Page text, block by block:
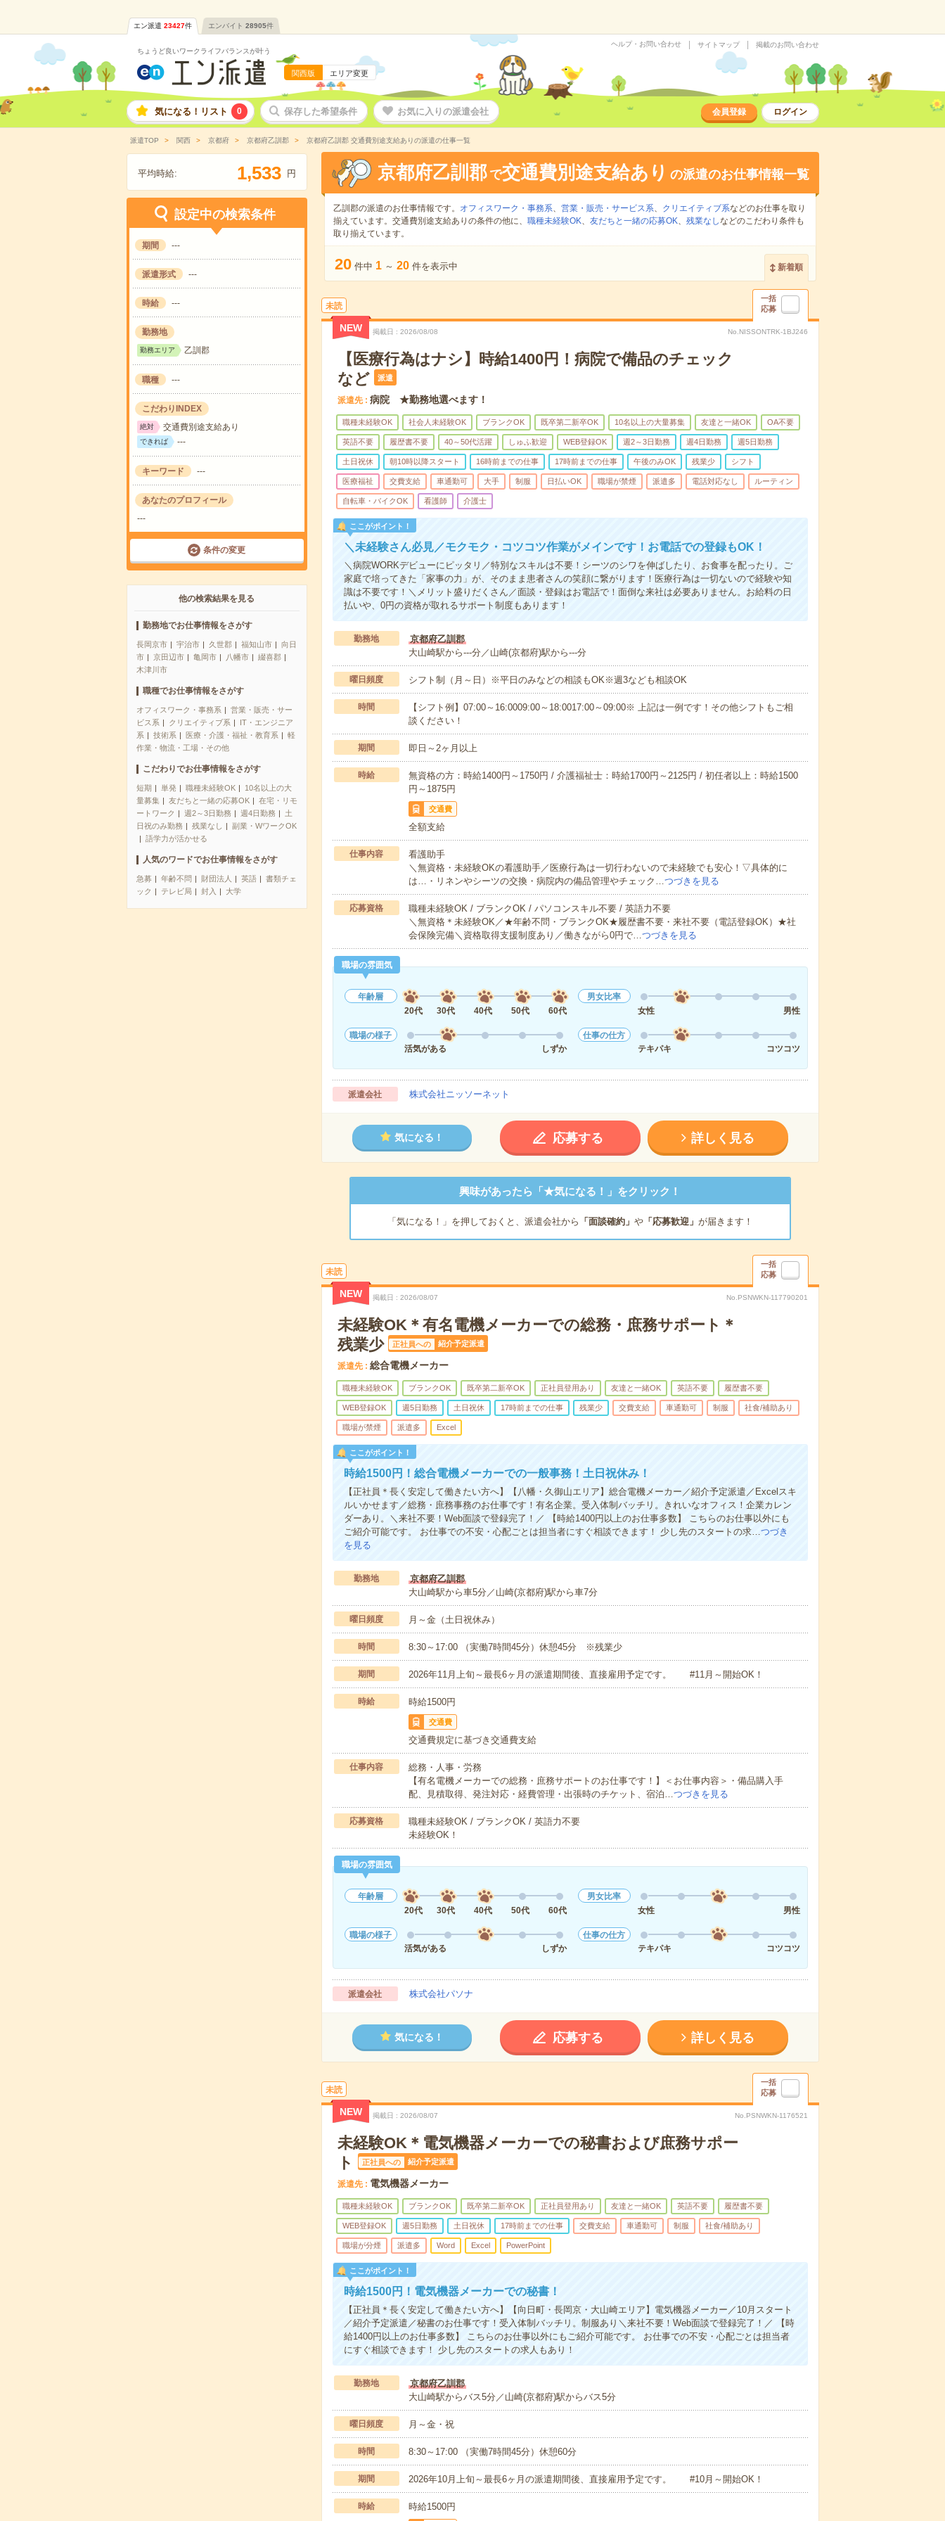
エン派遣 23427件 エンバイト 28905件
ちょうど良いワークライフバランスが叶う
関西版 エリア変更
ヘルプ・お問い合わせ サイトマップ 掲載のお問い合わせ
気になる！リスト 0 保存した希望条件 お気に入りの派遣会社 会員登録 ログイン
派遣TOP 関西 京都府 京都府乙訓郡 京都府乙訓郡 交通費別途支給ありの派遣の仕事一覧
平均時給: 1,533 円
設定中の検索条件
期間 ---
派遣形式 ---
時給 ---
勤務地
勤務エリア 乙訓郡
職種 ---
こだわりINDEX
絶対 交通費別途支給あり
できれば ---
キーワード ---
あなたのプロフィール
---
条件の変更
他の検索結果を見る
勤務地でお仕事情報をさがす
長岡京市 宇治市 久世郡 福知山市
向日
市
京田辺市 亀岡市 八幡市
綴喜郡
木津川市
職種でお仕事情報をさがす
オフィスワーク・事務系
営業・販売・サー
ビス系
クリエイティブ系
IT・エンジニア
系
技術系 医療・介護・福祉・教育系
軽
作業・物流・工場・その他
こだわりでお仕事情報をさがす
短期 単発 職種未経験OK
10名以上の大
量募集
友だちと一緒の応募OK
在宅・リモ
ートワーク
週2～3日勤務 週4日勤務
土
日祝のみ勤務
残業なし
副業・WワークOK
語学力が活かせる
人気のワードでお仕事情報をさがす
急募 年齢不問 財団法人 英語
書類チェ
ック
テレビ局 封入 大学
京都府乙訓郡 で交通費別途支給あり の派遣のお仕事情報一覧
乙訓郡の派遣のお仕事情報です。 オフィスワーク・事務系、 営業・販売・サービス系、 クリエイティブ系などのお仕事を取り
揃えています。交通費別途支給ありの条件の他に、 職種未経験OK、 友だちと一緒の応募OK、 残業なしなどのこだわり条件も
取り揃えています。
20 件中 1 ～ 20 件を表示中 新着順
未読
一括
応募
NEW 掲載日 2026/08/08 No.NISSONTRK-1BJ246
【医療行為はナシ】時給1400円！病院で備品のチェック
など
派遣
派遣先 病院 ★勤務地選べます！
職種未経験OK 社会人未経験OK ブランクOK 既卒第二新卒OK 10名以上の大量募集 友達と一緒OK OA不要
英語不要 履歴書不要 40～50代活躍 しゅふ歓迎 WEB登録OK 週2～3日勤務 週4日勤務 週5日勤務
土日祝休 朝10時以降スタート 16時前までの仕事 17時前までの仕事 午後のみOK 残業少 シフト
医療福祉 交費支給 車通勤可 大手 制服 日払いOK 職場が禁煙 派遣多 電話対応なし ルーティン
自転車・バイクOK 看護師 介護士
ここがポイント！
＼未経験さん必見／モクモク・コツコツ作業がメインです！お電話での登録もOK！
＼病院WORKデビューにピッタリ／特別なスキルは不要！シーツのシワを伸ばしたり、お食事を配ったり。ご
家庭で培ってきた「家事の力」が、そのまま患者さんの笑顔に繋がります！医療行為は一切ないので経験や知
識は不要です！＼メリット盛りだくさん／面談・登録はお電話で！面倒な来社は必要ありません。お給料の日
払いや、0円の資格が取れるサポート制度もあります！
勤務地
京都府乙訓郡
大山崎駅から---分／山崎(京都府)駅から---分
曜日頻度 シフト制（月～日）※平日のみなどの相談もOK※週3なども相談OK
時間
【シフト例】07:00～16:0009:00～18:0017:00～09:00※ 上記は一例です！その他シフトもご相
談ください！
期間 即日～2ヶ月以上
時給
無資格の方：時給1400円～1750円 / 介護福祉士：時給1700円～2125円 / 初任者以上：時給1500
円～1875円
交通費
全額支給
仕事内容
看護助手
＼無資格・未経験OKの看護助手／医療行為は一切行わないので未経験でも安心！▽具体的に
は…・リネンやシーツの交換・病院内の備品管理やチェック…つづきを見る
応募資格
職種未経験OK / ブランクOK / パソコンスキル不要 / 英語力不要
＼無資格＊未経験OK／★年齢不問・ブランクOK★履歴書不要・来社不要（電話登録OK）★社
会保険完備＼資格取得支援制度あり／働きながら0円で…つづきを見る
職場の雰囲気
年齢層
20代
30代 40代 50代 60代
男女比率
女性
男性
職場の様子
活気がある
しずか
仕事の仕方
テキパキ
コツコツ
派遣会社 株式会社ニッソーネット
気になる！ 応募する 詳しく見る
興味があったら「★気になる！」をクリック！
「気になる！」を押しておくと、派遣会社から 「面談確約」 や「応募歓迎」 が届きます！
未読
一括
応募
NEW 掲載日 2026/08/07 No.PSNWKN-117790201
未経験OK＊有名電機メーカーでの総務・庶務サポート＊
残業少
正社員への 紹介予定派遣
派遣先 総合電機メーカー
職種未経験OK ブランクOK 既卒第二新卒OK 正社員登用あり 友達と一緒OK 英語不要 履歴書不要
WEB登録OK 週5日勤務 土日祝休 17時前までの仕事 残業少 交費支給 車通勤可 制服 社食/補助あり
職場が禁煙 派遣多 Excel
ここがポイント！
時給1500円！総合電機メーカーでの一般事務！土日祝休み！
【正社員＊長く安定して働きたい方へ】【八幡・久御山エリア】総合電機メーカー／紹介予定派遣／Excelスキ
ルいかせます／総務・庶務事務のお仕事です！有名企業。受入体制バッチリ。きれいなオフィス！企業カレン
ダーあり。＼来社不要！Web面談で登録完了！／ 【時給1400円以上のお仕事多数】 こちらのお仕事以外にも
ご紹介可能です。 お仕事での不安・心配ごとは担当者にすぐ相談できます！ 少し先のスタートの求…つづき
を見る
勤務地
京都府乙訓郡
大山崎駅から車5分／山崎(京都府)駅から車7分
曜日頻度 月～金（土日祝休み）
時間 8:30～17:00 （実働7時間45分）休憩45分 ※残業少
期間 2026年11月上旬～最長6ヶ月の派遣期間後、直接雇用予定です。 #11月～開始OK！
時給 時給1500円
交通費
交通費規定に基づき交通費支給
仕事内容
総務・人事・労務
【有名電機メーカーでの総務・庶務サポートのお仕事です！】＜お仕事内容＞・備品購入手
配、見積取得、発注対応・経費管理・出張時のチケット、宿泊…つづきを見る
応募資格
職種未経験OK / ブランクOK / 英語力不要
未経験OK！
職場の雰囲気
年齢層
20代
30代 40代 50代 60代
男女比率
女性
男性
職場の様子
活気がある
しずか
仕事の仕方
テキパキ
コツコツ
派遣会社 株式会社パソナ
気になる！ 応募する 詳しく見る
未読
一括
応募
NEW 掲載日 2026/08/07 No.PSNWKN-1176521
未経験OK＊電気機器メーカーでの秘書および庶務サポー
ト
正社員への 紹介予定派遣
派遣先 電気機器メーカー
職種未経験OK ブランクOK 既卒第二新卒OK 正社員登用あり 友達と一緒OK 英語不要 履歴書不要
WEB登録OK 週5日勤務 土日祝休 17時前までの仕事 交費支給 車通勤可 制服 社食/補助あり
職場が分煙 派遣多 Word Excel PowerPoint
ここがポイント！
時給1500円！電気機器メーカーでの秘書！
【正社員＊長く安定して働きたい方へ】【向日町・長岡京・大山崎エリア】電気機器メーカー／10月スタート
／紹介予定派遣／秘書のお仕事です！受入体制バッチリ。制服あり＼来社不要！Web面談で登録完了！／ 【時
給1400円以上のお仕事多数】 こちらのお仕事以外にもご紹介可能です。 お仕事での不安・心配ごとは担当者
にすぐ相談できます！ 少し先のスタートの求人もあり！
勤務地
京都府乙訓郡
大山崎駅からバス5分／山崎(京都府)駅からバス5分
曜日頻度 月～金・祝
時間 8:30～17:00 （実働7時間45分）休憩60分
期間 2026年10月上旬～最長6ヶ月の派遣期間後、直接雇用予定です。 #10月～開始OK！
時給 時給1500円